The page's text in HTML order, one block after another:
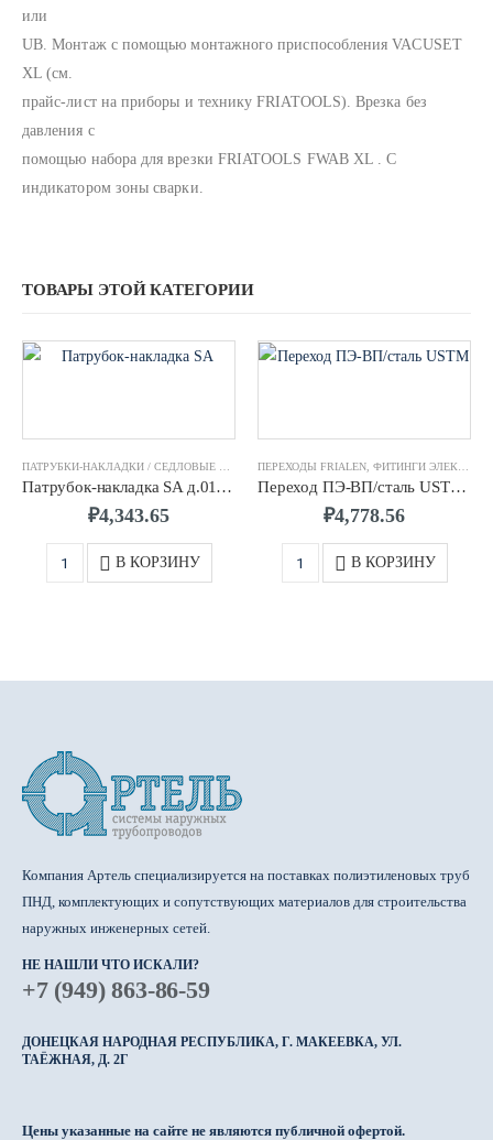
или
UB. Монтаж с помощью монтажного приспособления VACUSET
XL (см.
прайс-лист на прибoры и технику FRIATOOLS). Врезка без
давления с
помощью набора для врезки FRIATOOLS FWAB XL . С
индикатором зоны сварки.
ТОВАРЫ ЭТОЙ КАТЕГОРИИ
,ФИТИНГИ ЭЛЕКТРОСВАРНЫЕ
Патрубок-накладка SA д.0110/0063 SDR11 ПЭ100 FRIALEN
₽4,343.65
В КОРЗИНУ
ПЕРЕХОДЫ FRIALEN ФИТИНГИ ЭЛЕКТРОСВАРНЫЕ FRIALEN
Переход ПЭ-ВП/сталь USTM д.0032/1″ с внутр.резьбой FRIALEN
₽4,778.56
В КОРЗИНУ
Компания Артель специализируется на поставках полиэтиленовых труб
ПНД, комплектующих и сопутствующих материалов для строительства
наружных инженерных сетей.
НЕ НАШЛИ ЧТО ИСКАЛИ?
+7 (949) 863-86-59
ДОНЕЦКАЯ НАРОДНАЯ РЕСПУБЛИКА, Г. МАКЕЕВКА, УЛ.
ТАЁЖНАЯ, Д. 2Г
Цены указанные на сайте не являются публичной офертой.